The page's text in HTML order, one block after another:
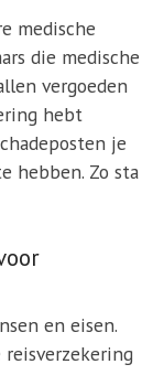
medische
die medische
vergoeden
hebt
je
hebben. Zo sta
en eisen.